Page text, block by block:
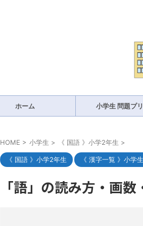
ホーム 小学生 問題プ
HOME > 小学生 > 《 国語 》小学2年生 >
《 国語 》小学2年生 《 漢字一覧 》小学生
「語」の読み方・画